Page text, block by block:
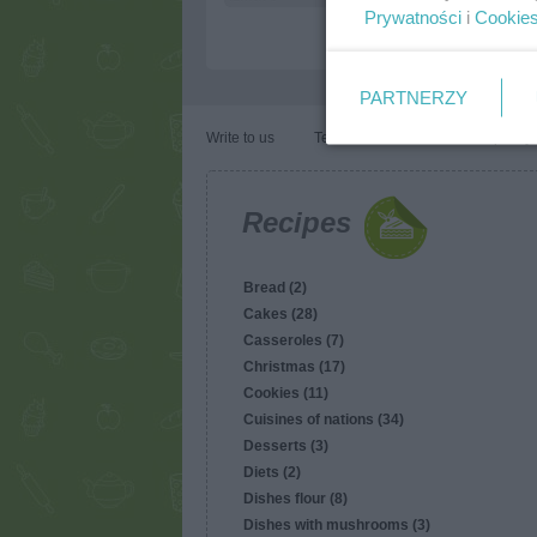
Write to us Terms of use
Recipes
Bread (2)
Cakes (28)
Casseroles (7)
Christmas (17)
Cookies (11)
Cuisines of nations (34)
Desserts (3)
Diets (2)
Dishes flour (8)
Dishes with mushrooms (3)
Prywatności i Cookies
PARTNERZY